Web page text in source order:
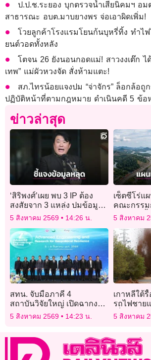
ป.ป.ช.ระยอง บุกตรวจน้ำเสียนิคมฯ อม
สาธารณะ อบต.มาบยางพร จ่อเอาผิดเพิ่ม!
โวยลูกค้าโรงแรมโยนก้นบุหรี่ทิ้ง ทำไ
ยนต์วอดทั้งหลัง
โตจน 26 ยังนอนกอดแม่! สาวงงเต๊ก ไ
เทพ” แม่ผัวหวงจัด สั่งห้ามแตะ!
สภ.ไทรน้อยแจงปม “จ่าจักร” ล็อกล้อถู
ปฏิบัติหน้าที่ตามกฎหมาย ดำเนินคดี 5 ข้อ
ข่าวล่าสุด
‘สิริพงศ์’เผย พบ 3 IP ต้อง
สงสัยจาก 3 แหล่ง ปมข้อมูล
คมนาคมหลุด สั่งระงับ
5 สิงหาคม 2569 14:26 น.
เซ็ตซีโร่แ
คณะกรรม
EIA เดิม ย้
5 สิงหาคม
สทน. จับมือภาคี 4
สถาบันวิจัยใหญ่ เปิดฉากงาน
ประชุม “Advanced
5 สิงหาคม 2569 14:23 น.
เกาหลีใต้
รถไฟชาย
เชื่อมต่อเ
5 สิงหาคม